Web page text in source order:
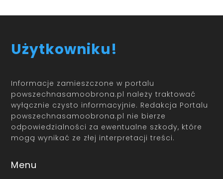
Użytkowniku!
Informacje zamieszczone w portalu
powszechnasamoobrona.pl należy traktować
wyłącznie czysto informacyjnie. Redakcja Portalu
powszechnasamoobrona.pl nie bierze
odpowiedzialności za ewentualne szkody, które
mogą wynikać ze złej interpretacji treści.
Menu